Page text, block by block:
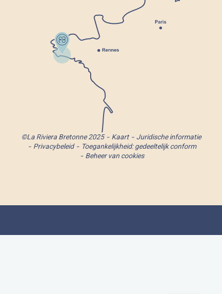
©La Riviera Bretonne 2025 Kaart
Juridische informatie
Privacybeleid
Toegankelijkheid: gedeeltelijk conform
Beheer van cookies